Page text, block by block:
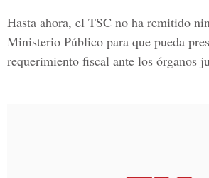
Hasta ahora, el TSC no ha remitido
Ministerio Público para que pueda
requerimiento fiscal ante los órganos